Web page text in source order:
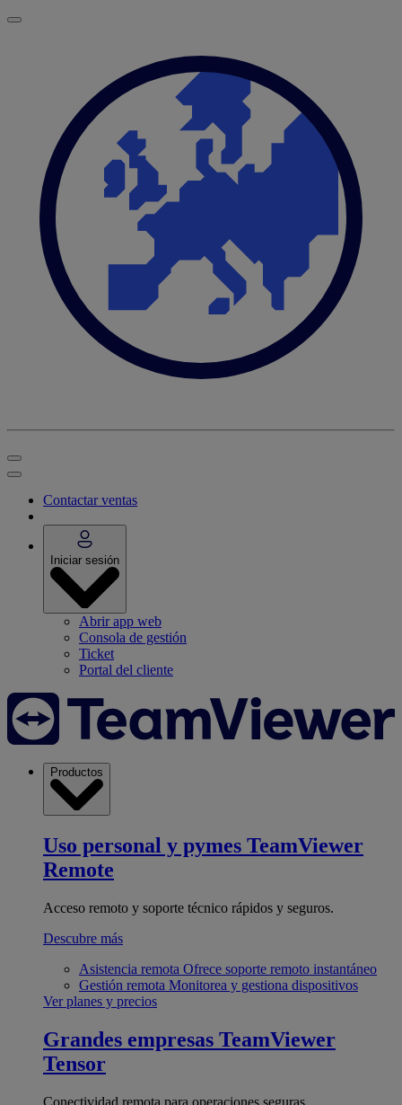
Contactar ventas
Iniciar sesión
Abrir app web
Consola de gestión
Ticket
Portal del cliente
Productos
Uso personal y pymes TeamViewer
Remote
Acceso remoto y soporte técnico rápidos y seguros.
Descubre más
Asistencia remota Ofrece soporte remoto instantáneo
Gestión remota Monitorea y gestiona dispositivos
Ver planes y precios
Grandes empresas TeamViewer
Tensor
Conectividad remota para operaciones seguras.